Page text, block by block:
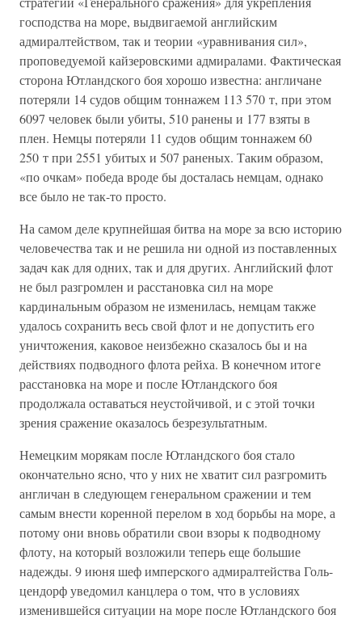
господства на море, выдвигаемой английским
адмиралтейством, так и теории «уравнивания сил»,
проповедуемой кайзеровскими адмиралами. Фактическая
сторона Ютландского боя хорошо известна: англичане
потеряли 14 судов общим тоннажем 113 570 т, при этом
6097 человек были убиты, 510 ранены и 177 взяты в
плен. Немцы потеряли 11 судов общим тоннажем 60
250 т при 2551 убитых и 507 раненых. Таким образом,
«по очкам» победа вроде бы досталась немцам, однако
все было не так-то просто.
На самом деле крупнейшая битва на море за всю историю
человечества так и не решила ни одной из поставленных
задач как для одних, так и для других. Английский флот
не был разгромлен и расстановка сил на море
кардинальным образом не изменилась, немцам также
удалось сохранить весь свой флот и не допустить его
уничтожения, каковое неизбежно сказалось бы и на
действиях подводного флота рейха. В конечном итоге
расстановка на море и после Ютландского боя
продолжала оставаться неустойчивой, и с этой точки
зрения сражение оказалось безрезультатным.
Немецким морякам после Ютландского боя стало
окончательно ясно, что у них не хватит сил разгромить
англичан в следующем генеральном сражении и тем
самым внести коренной перелом в ход борьбы на море, а
потому они вновь обратили свои взоры к подводному
флоту, на который возложили теперь еще большие
надежды. 9 июня шеф имперского адмиралтейства Голь-
цендорф уведомил канцлера о том, что в условиях
изменившейся ситуации на море после Ютландского боя